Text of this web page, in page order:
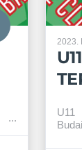
2023.
U11